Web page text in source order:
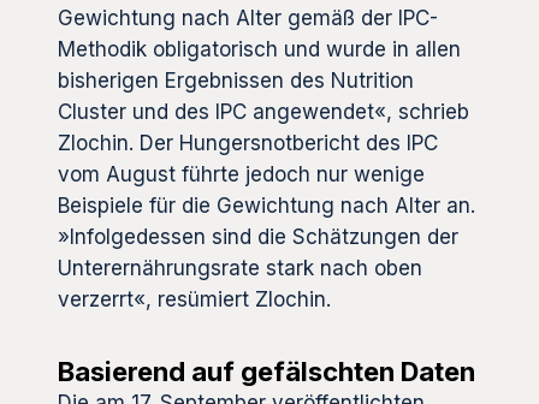
Gewichtung nach Alter gemäß der IPC-
Methodik obligatorisch und wurde in allen
bisherigen Ergebnissen des Nutrition
Cluster und des IPC angewendet«, schrieb
Zlochin. Der Hungersnotbericht des IPC
vom August führte jedoch nur wenige
Beispiele für die Gewichtung nach Alter an.
»Infolgedessen sind die Schätzungen der
Unterernährungsrate stark nach oben
verzerrt«, resümiert Zlochin.
Basierend auf gefälschten Daten